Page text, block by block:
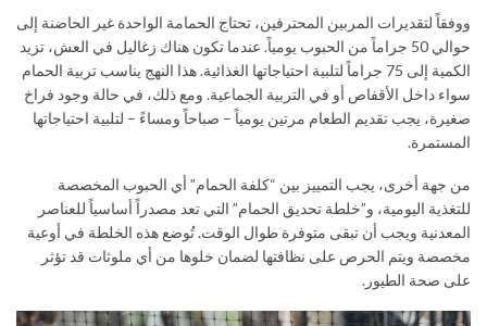
ووفقاً لتقديرات المربين المحترفين، تحتاج الحمامة الواحدة غير الحاضنة إلى
حوالي 50 جراماً من الحبوب يومياً. عندما تكون هناك زغاليل في العش، تزيد
الكمية إلى 75 جراماً لتلبية احتياجاتها الغذائية. هذا النهج يناسب تربية الحمام
سواء داخل الأقفاص أو في التربية الجماعية. ومع ذلك، في حالة وجود فراخ
صغيرة، يجب تقديم الطعام مرتين يومياً – صباحاً ومساءً – لتلبية احتياجاتها
المستمرة.
من جهة أخرى، يجب التمييز بين “كلفة الحمام” أي الحبوب المخصصة
للتغذية اليومية، و”خلطة تحديق الحمام” التي تعد مصدراً أساسياً للعناصر
المعدنية ويجب أن تبقى متوفرة طوال الوقت. تُوضع هذه الخلطة في أوعية
مخصصة ويتم الحرص على نظافتها لضمان خلوها من أي ملوثات قد تؤثر
على صحة الطيور.